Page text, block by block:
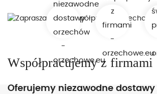
Współpracujemy z firmami
Oferujemy niezawodne dostawy